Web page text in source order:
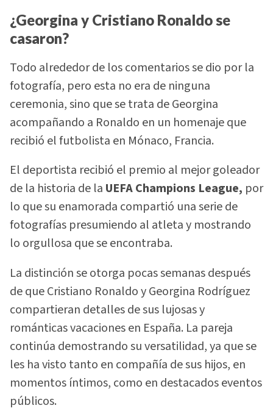
¿Georgina y Cristiano Ronaldo se
casaron?
Todo alrededor de los comentarios se dio por la
fotografía, pero esta no era de ninguna
ceremonia, sino que se trata de Georgina
acompañando a Ronaldo en un homenaje que
recibió el futbolista en Mónaco, Francia.
El deportista recibió el premio al mejor goleador
de la historia de la UEFA Champions League, por
lo que su enamorada compartió una serie de
fotografías presumiendo al atleta y mostrando
lo orgullosa que se encontraba.
La distinción se otorga pocas semanas después
de que Cristiano Ronaldo y Georgina Rodríguez
compartieran detalles de sus lujosas y
románticas vacaciones en España. La pareja
continúa demostrando su versatilidad, ya que se
les ha visto tanto en compañía de sus hijos, en
momentos íntimos, como en destacados eventos
públicos.